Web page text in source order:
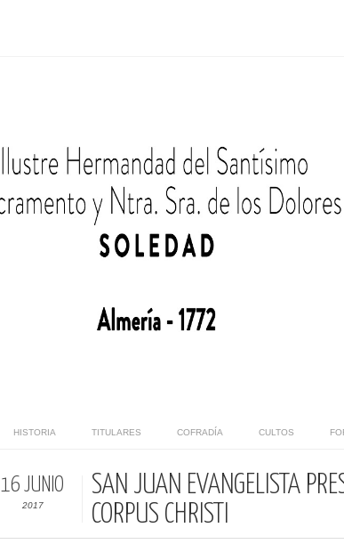
HISTORIA TITULARES COFRADÍA CULTOS
16 JUNIO
2017
SAN JUAN EVANGELISTA
CORPUS CHRISTI